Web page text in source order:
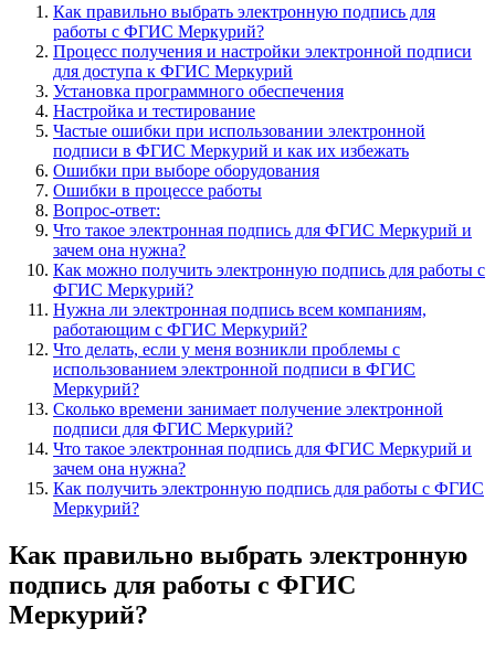
Как правильно выбрать электронную подпись для
работы с ФГИС Меркурий?
Процесс получения и настройки электронной подписи
для доступа к ФГИС Меркурий
Установка программного обеспечения
Настройка и тестирование
Частые ошибки при использовании электронной
подписи в ФГИС Меркурий и как их избежать
Ошибки при выборе оборудования
Ошибки в процессе работы
Вопрос-ответ:
Что такое электронная подпись для ФГИС Меркурий и
зачем она нужна?
Как можно получить электронную подпись для работы с
ФГИС Меркурий?
Нужна ли электронная подпись всем компаниям,
работающим с ФГИС Меркурий?
Что делать, если у меня возникли проблемы с
использованием электронной подписи в ФГИС
Меркурий?
Сколько времени занимает получение электронной
подписи для ФГИС Меркурий?
Что такое электронная подпись для ФГИС Меркурий и
зачем она нужна?
Как получить электронную подпись для работы с ФГИС
Меркурий?
Как правильно выбрать электронную
подпись для работы с ФГИС
Меркурий?